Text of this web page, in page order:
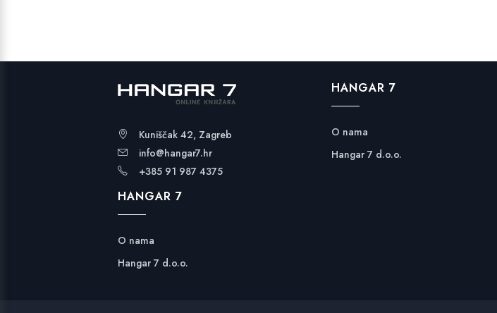
Kuniščak 42, Zagreb
info@hangar7.hr
+385 91 987 4375
HANGAR 7
O nama
Hangar 7 d.o.o.
HANGAR 7
O nama
Hangar 7 d.o.o.